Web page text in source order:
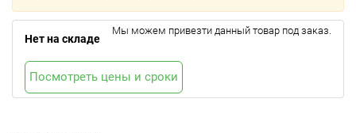
Нет на складе
Мы можем привезти данный товар под заказ.
Посмотреть цены и сроки